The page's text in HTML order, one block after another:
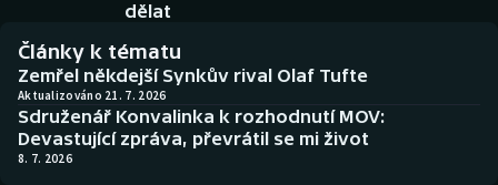
Biatlon
Boby a skeleton
Historické návraty
Aplikace ČT sport
AZ kvíz
dělat
Články k tématu
Zemřel někdejší Synkův rival Olaf Tufte
Aktualizováno 21. 7. 2026
Sdruženář Konvalinka k rozhodnutí MOV:
Devastující zpráva, převrátil se mi život
8. 7. 2026